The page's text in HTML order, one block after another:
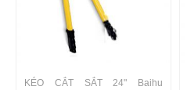
KÉO CẮT SẮT 24" Baihu